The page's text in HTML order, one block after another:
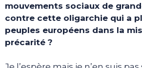
mouvements sociaux de
contre cette oligarchie qui a
peuples européens dans la
précarité ?